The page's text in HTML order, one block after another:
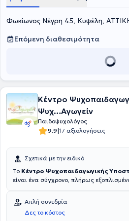
Φωκίωνος Νέγρη 45, Κυψέλη,
Επόμενη διαθεσιμότητα
Κέντρο
Ψυχ…Αγωγείν
Παιδοψυχολόγος
9.9|17 αξιολογήσεις
Σχετικά με την ειδικό
Το Κέντρο Ψυχοπαιδαγωγικής
είναι ένα σύγχρονο, πλήρως
και των ενηλίκων.
Πηνελόπη, Ψυχολόγος -
Ψυχοθεραπεύτρια Ζεύγους και
Απλή συνεδρία
Δες το κόστος